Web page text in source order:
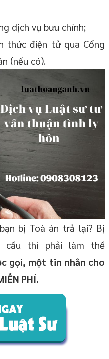
dịch vụ bưu chính;
thức điện tử qua Cổng
(nếu có).
bị Toà án trả lại? Bị
cầu thì phải làm thế
gọi, một tin nhắn cho
PHÍ.